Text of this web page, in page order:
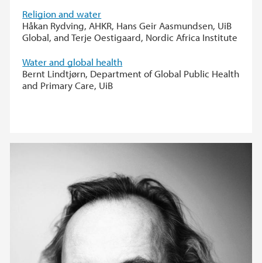
Religion and water
Håkan Rydving, AHKR, Hans Geir Aasmundsen, UiB
Global, and Terje Oestigaard, Nordic Africa Institute
Water and global health
Bernt Lindtjørn, Department of Global Public Health
and Primary Care, UiB